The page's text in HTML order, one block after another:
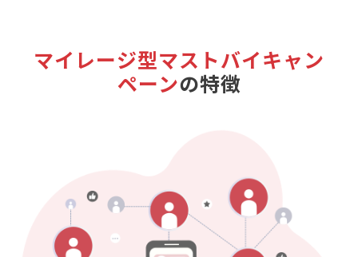
マイレージ型マストバイキャン
ペーンの特徴